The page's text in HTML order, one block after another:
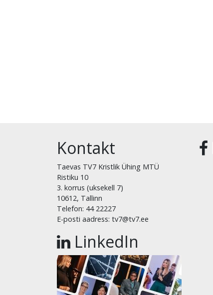
Kontakt
Taevas TV7 Kristlik Ühing MTÜ
Ristiku 10
3. korrus (uksekell 7)
10612, Tallinn
Telefon: 44 22227
E-posti aadress: tv7@tv7.ee
LinkedIn